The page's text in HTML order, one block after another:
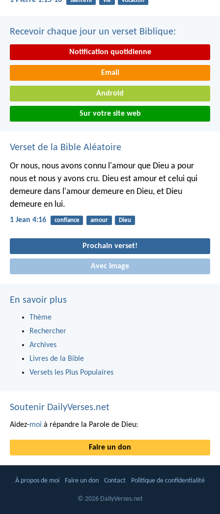
Recevoir chaque jour un verset Biblique:
Notification quotidienne
Email
Android
Sur votre site web
Verset de la Bible Aléatoire
Or nous, nous avons connu l'amour que Dieu a pour
nous et nous y avons cru. Dieu est amour et celui qui
demeure dans l'amour demeure en Dieu, et Dieu
demeure en lui.
1 Jean 4:16 confiance amour Dieu
Prochain verset!
Avec Image
En savoir plus
Thème
Rechercher
Archives
Livres de la Bible
Versets les Plus Populaires
Soutenir DailyVerses.net
Aidez-moi à répandre la Parole de Dieu:
Faire un don
À propos de moi Faire un don Contact Politique de confidentialité
© 2026 DailyVerses.net